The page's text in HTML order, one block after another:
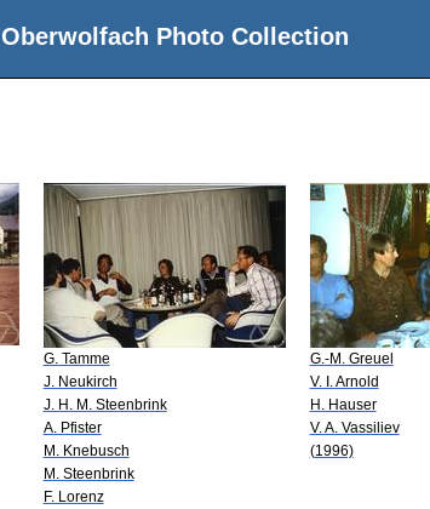
Oberwolfach Photo Collection
G. Tamme
J. Neukirch
J. H. M. Steenbrink
A. Pfister
M. Knebusch
M. Steenbrink
F. Lorenz
G.-M. Greuel
V. I. Arnold
H. Hauser
V. A. Vassiliev
(1996)